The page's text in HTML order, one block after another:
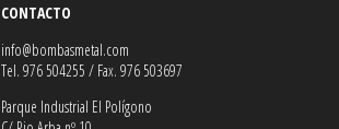
CONTACTO
info@bombasmetal.com
Tel. 976 504255 / Fax. 976 503697
Parque Industrial El Polígono